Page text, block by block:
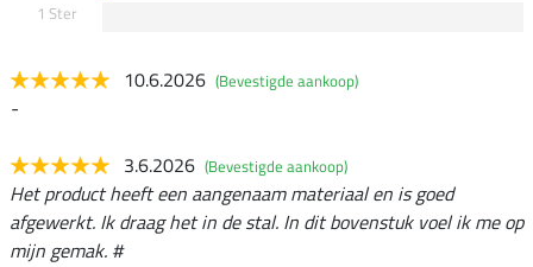
1 Ster
10.6.2026 (Bevestigde aankoop)
-
3.6.2026 (Bevestigde aankoop)
Het product heeft een aangenaam materiaal en is goed
afgewerkt. Ik draag het in de stal. In dit bovenstuk voel ik me op
mijn gemak. #